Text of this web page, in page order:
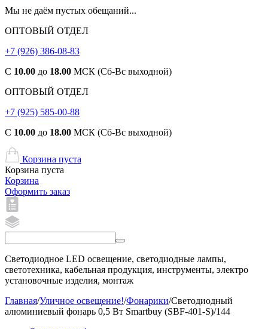
Мы не даём пустых обещаний...
ОПТОВЫЙ ОТДЕЛ
+7 (926) 386-08-83
С 10.00 до 18.00 МСК (Сб-Вс выходной)
ОПТОВЫЙ ОТДЕЛ
+7 (925) 585-00-88
С 10.00 до 18.00 МСК (Сб-Вс выходной)
Корзина пуста
Корзина пуста
Корзина
Оформить заказ
Светодиодное LED освещение, светодиодные лампы,
светотехника, кабельная продукция, инструменты, электро
установочные изделия, монтаж
Главная/Уличное освещение!/Фонарики/Светодиодный
алюминиевый фонарь 0,5 Вт Smartbuy (SBF-401-S)/144